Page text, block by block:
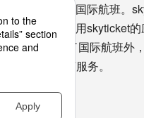
最后一刻预订国际航班
预订网站。使用skyticket
户众多。除了国际航班外
士和租车预订服务。